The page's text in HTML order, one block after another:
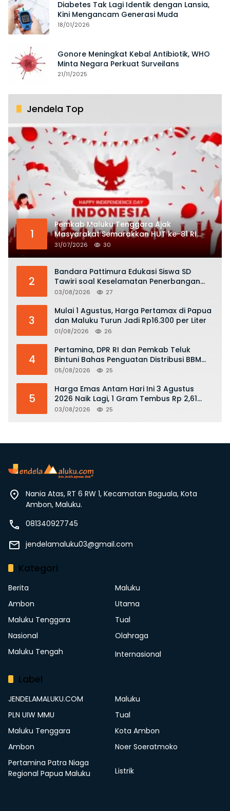
Diabetes Tak Lagi Identik dengan Lansia,
Kini Mengancam Generasi Muda
18/01/2026
Gonore Meningkat Kebal Antibiotik, WHO
Minta Negara Perkuat Surveilans
21/11/2025
Jendela Top
1
Pemkab Maluku Tenggara Ajak
Masyarakat Semarakkan HUT ke-81 RI
dengan Semangat Nasionalisme
31/07/2026 30
2
Bandara Pattimura Edukasi Siswa SD
Tawiri soal Keselamatan Penerbangan
dan Bahaya Bermain Layang-layang di
03/08/2026 27
3
Mulai 1 Agustus, Harga Pertamax di Papua
dan Maluku Turun Jadi Rp16.300 per Liter
01/08/2026 26
4
Pertamina, DPR RI dan Pemkab Teluk
Bintuni Bahas Penguatan Distribusi BBM
dan LPG
05/08/2026 25
5
Harga Emas Antam Hari Ini 3 Agustus
2026 Naik Lagi, 1 Gram Tembus Rp 2,61
Juta
03/08/2026 25
Nania Atas, RT 6 RW 1, Kecamatan Baguala, Kota
Ambon, Maluku.
081340927745
jendelamaluku03@gmail.com
Kategori
Berita
Maluku
Ambon
Utama
Maluku Tenggara
Tual
Nasional
Olahraga
Maluku Tengah
Internasional
Label
JENDELAMALUKU.COM
Maluku
PLN UIW MMU
Tual
Maluku Tenggara
Kota Ambon
Ambon
Noer Soeratmoko
Pertamina Patra Niaga
Regional Papua Maluku
Listrik